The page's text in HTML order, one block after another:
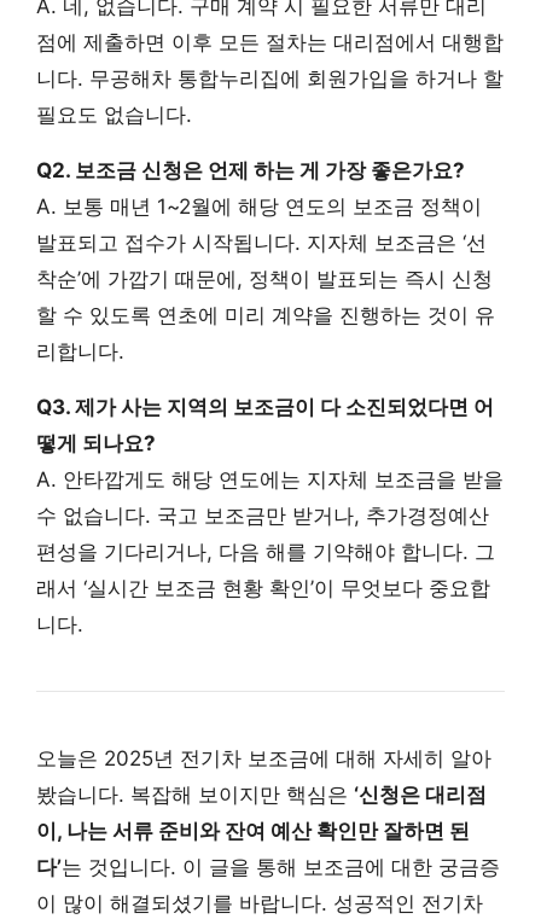
A. 네, 없습니다. 구매 계약 시 필요한 서류만 대리
점에 제출하면 이후 모든 절차는 대리점에서 대행합
니다. 무공해차 통합누리집에 회원가입을 하거나 할
필요도 없습니다.
Q2. 보조금 신청은 언제 하는 게 가장 좋은가요?
A. 보통 매년 1~2월에 해당 연도의 보조금 정책이
발표되고 접수가 시작됩니다. 지자체 보조금은 ‘선
착순’에 가깝기 때문에, 정책이 발표되는 즉시 신청
할 수 있도록 연초에 미리 계약을 진행하는 것이 유
리합니다.
Q3. 제가 사는 지역의 보조금이 다 소진되었다면 어
떻게 되나요?
A. 안타깝게도 해당 연도에는 지자체 보조금을 받을
수 없습니다. 국고 보조금만 받거나, 추가경정예산
편성을 기다리거나, 다음 해를 기약해야 합니다. 그
래서 ‘실시간 보조금 현황 확인’이 무엇보다 중요합
니다.
오늘은 2025년 전기차 보조금에 대해 자세히 알아
봤습니다. 복잡해 보이지만 핵심은 ‘신청은 대리점
이, 나는 서류 준비와 잔여 예산 확인만 잘하면 된
다’는 것입니다. 이 글을 통해 보조금에 대한 궁금증
이 많이 해결되셨기를 바랍니다. 성공적인 전기차